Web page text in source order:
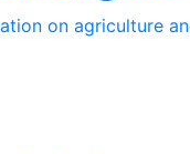
on agriculture